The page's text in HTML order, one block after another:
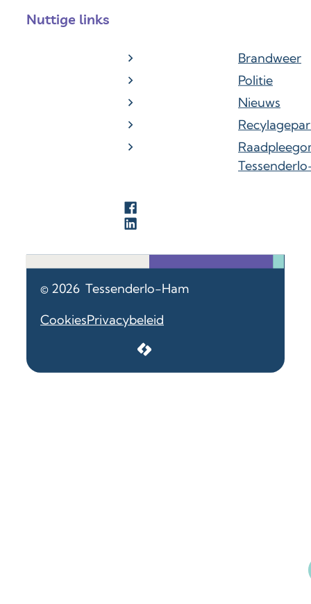
Nuttige links
Brandweer
Politie
Nieuws
© 2026 Tessenderlo-Ham
CookiesPrivacybeleid